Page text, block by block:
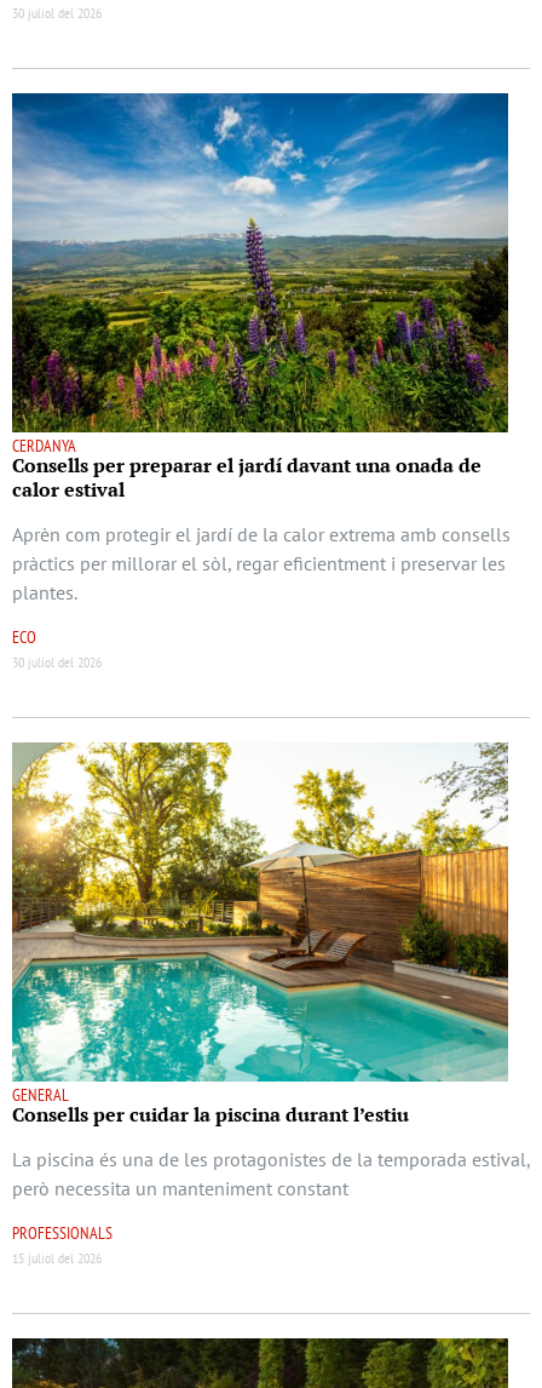
30 juliol del 2026
CERDANYA
Consells per preparar el jardí davant una onada de
calor estival
Aprèn com protegir el jardí de la calor extrema amb consells
pràctics per millorar el sòl, regar eficientment i preservar les
plantes.
ECO
30 juliol del 2026
GENERAL
Consells per cuidar la piscina durant l’estiu
La piscina és una de les protagonistes de la temporada estival,
però necessita un manteniment constant
PROFESSIONALS
15 juliol del 2026